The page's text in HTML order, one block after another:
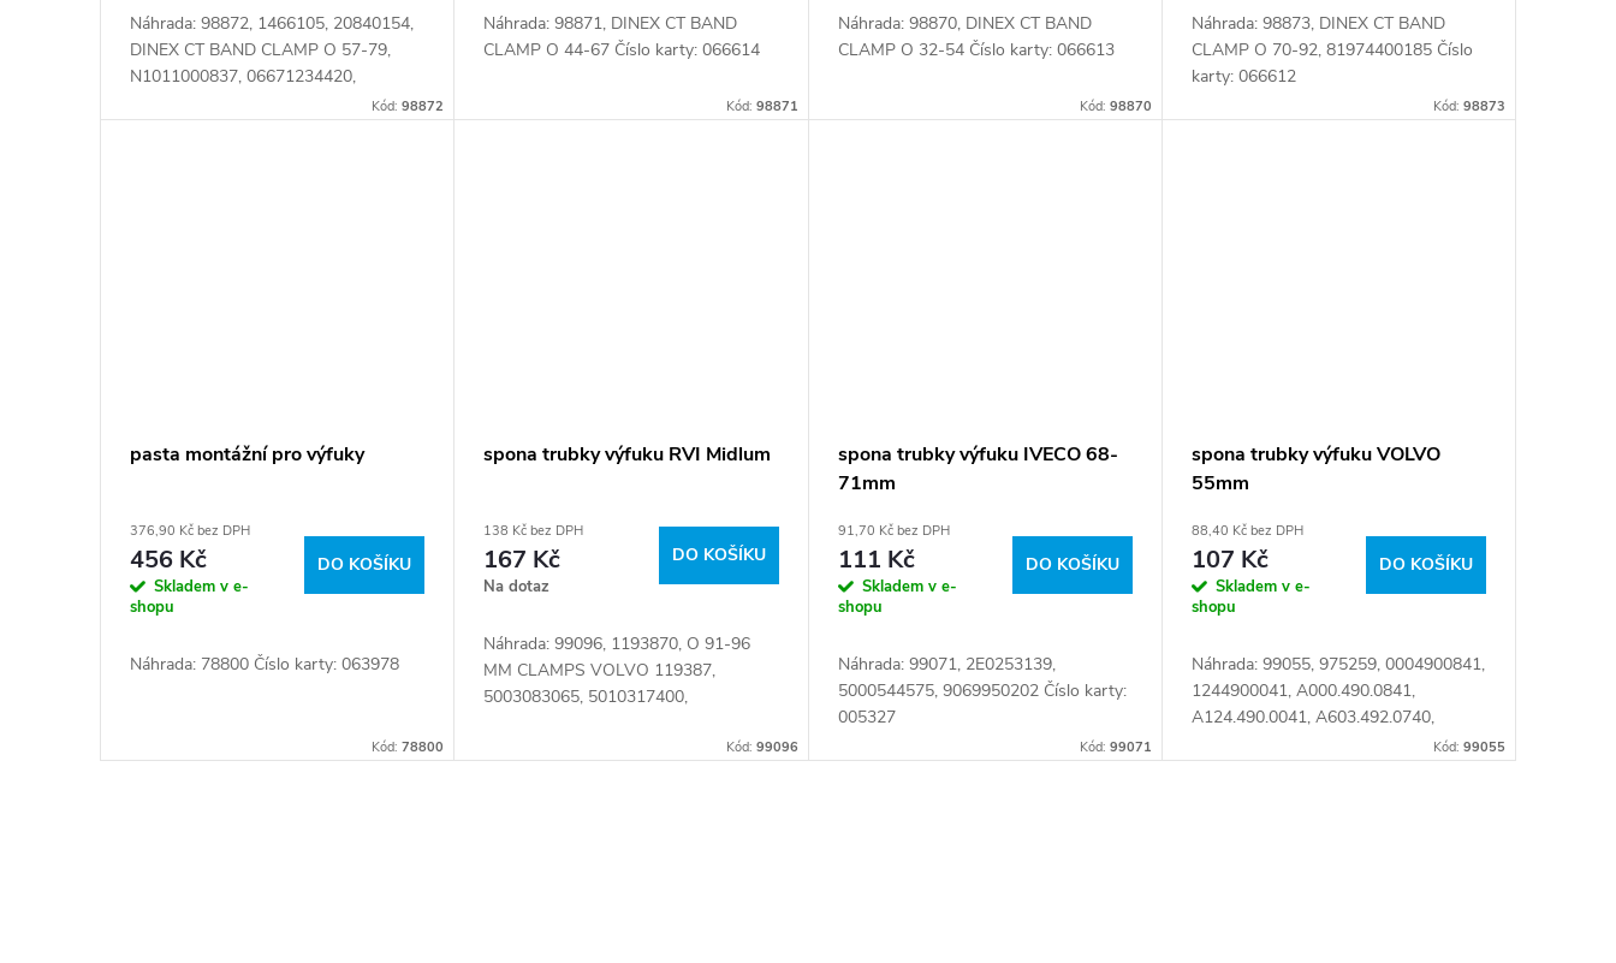
Náhrada: 98872, 1466105, 20840154,
DINEX CT BAND CLAMP O 57-79,
N1011000837, 06671234420,
Kód:98872
Náhrada: 98871, DINEX CT BAND
CLAMP O 44-67 Číslo karty: 066614
Kód: 98871
Náhrada: 98870, DINEX CT BAND
CLAMP O 32-54 Číslo karty: 066613
Kód: 98870
Náhrada: 98873, DINEX CT BAND
CLAMP O 70-92, 81974400185 Číslo
karty: 066612
Kód: 98873
pasta montážní pro výfuky
376,90 Kč bez DPH
456 Kč
Skladem v e-
shopu
DO KOŠÍKU
Náhrada: 78800 Číslo karty: 063978
Kód:78800
spona trubky výfuku RVI Midlum
138 Kč bez DPH
167 Kč
Na dotaz
DO KOŠÍKU
Náhrada: 99096, 1193870, O 91-96
MM CLAMPS VOLVO 119387,
5003083065, 5010317400,
Kód: 99096
spona trubky výfuku IVECO 68-
71mm
91,70 Kč bez DPH
111 Kč
Skladem v e-
shopu
DO KOŠÍKU
Náhrada: 99071, 2E0253139,
5000544575, 9069950202 Číslo karty:
005327
Kód: 99071
spona trubky výfuku VOLVO
55mm
88,40 Kč bez DPH
107 Kč
Skladem v e-
shopu
DO KOŠÍKU
Náhrada: 99055, 975259, 0004900841,
1244900041, A000.490.0841,
A124.490.0041, A603.492.0740,
A608.492.0440, A631.492.0240, O 51-
Kód: 99055